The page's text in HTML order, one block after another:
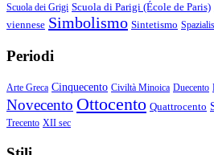
Scuola dei Grigi Scuola di Parigi (École de Paris)
viennese Simbolismo Sintetismo
Periodi
Arte Greca Cinquecento Civiltà Minoica Duecento
Novecento Ottocento Quattrocento
Trecento XII sec